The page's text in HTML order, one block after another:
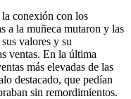
la conexión con los
a la muñeca mutaron y las
valores y su
ventas. En la última
más elevadas de las
destacado, que pedían
sin remordimientos.